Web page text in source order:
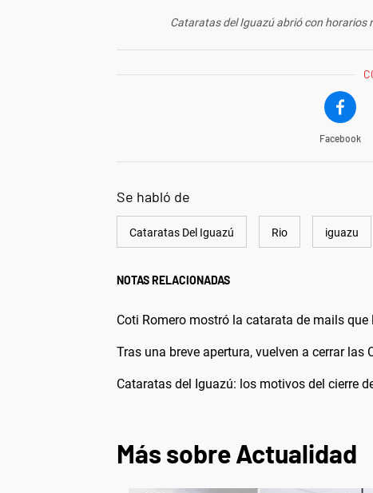
Cataratas del Iguazú abrió con horarios
Facebook
Se habló de
Cataratas Del Iguazú Rio iguazu
NOTAS RELACIONADAS
Coti Romero mostró la catarata de mails
Tras una breve apertura, vuelven a cerrar
Cataratas del Iguazú: los motivos del cierre
Más sobre Actualidad